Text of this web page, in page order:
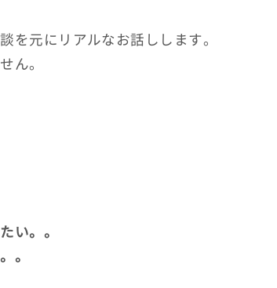
を元にリアルなお話しします。
ん。
い。。
。